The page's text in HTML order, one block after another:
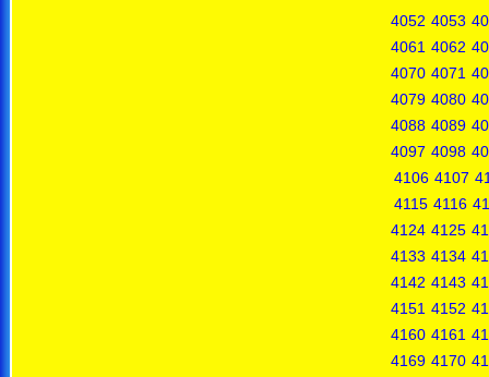
4052 4053
4061 4062
4070 4071
4079 4080
4088 4089
4097 4098
4106 4107
4115 4116
4124 4125
4133 4134
4142 4143
4151 4152
4160 4161
4169 4170